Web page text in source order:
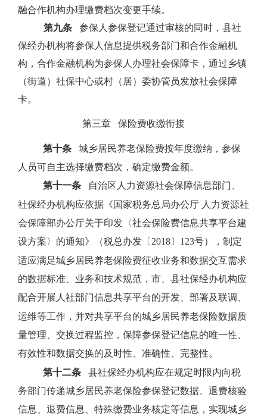
融合作机构办理缴费档次变更手续。
第九条
参保人参保登记通过审核的同时，县社
保经办机构将参保人信息提供税务部门和合作金融机
构，合作金融机构为参保人办理社会保障卡，通过乡镇
（街道）社保中心或村（居）委协管员发放社会保障
卡。
第三章 保险费收缴衔接
第十条
城乡居民养老保险费按年度缴纳，参保
人员可自主选择缴费档次，确定缴费金额。
第十一条
自治区人力资源社会保障信息部门、
社保经办机构应依据《国家税务总局办公厅 人力资源社
会保障部办公厅关于印发〈社会保险费信息共享平台建
设方案〉的通知》（税总办发〔 2018 〕 123号），制定
适应满足城乡居民养老保险费征收业务和数据交互需求
的数据标准、业务和技术规范，市、县社保经办机构应
配合开展人社部门信息共享平台的开发、部署及联调、
运维等工作，并对共享平台的城乡居民养老保险数据质
量管理、交换过程监控，保障参保登记信息的唯一性、
有效性和数据交换的及时性、准确性、完整性。
第十二条
县社保经办机构应在规定时限内向税
务部门传递城乡居民养老保险参保登记数据、退费核验
信息、退费信息、特殊缴费业务核定等信息，实现城乡